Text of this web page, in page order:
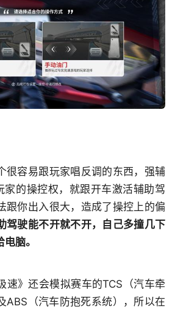
很容易跟玩家唱反调的东西，强辅
家的操控权，就跟开车激活辅助驾
跟你出入很大，造成了操控上的偏
驾驶能不开就不开，自己多撞几下
脑。
速》还会模拟赛车的TCS（汽车牵
ABS（汽车防抱死系统），所以在